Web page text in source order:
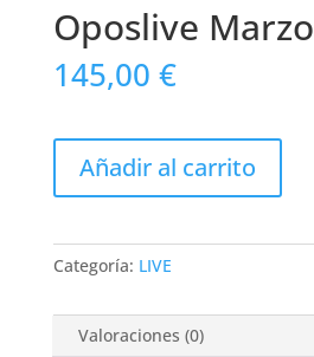
Oposlive Marzo
145,00 €
Marzo
cantidad
Añadir al carrito
Categoría: LIVE
Valoraciones (0)